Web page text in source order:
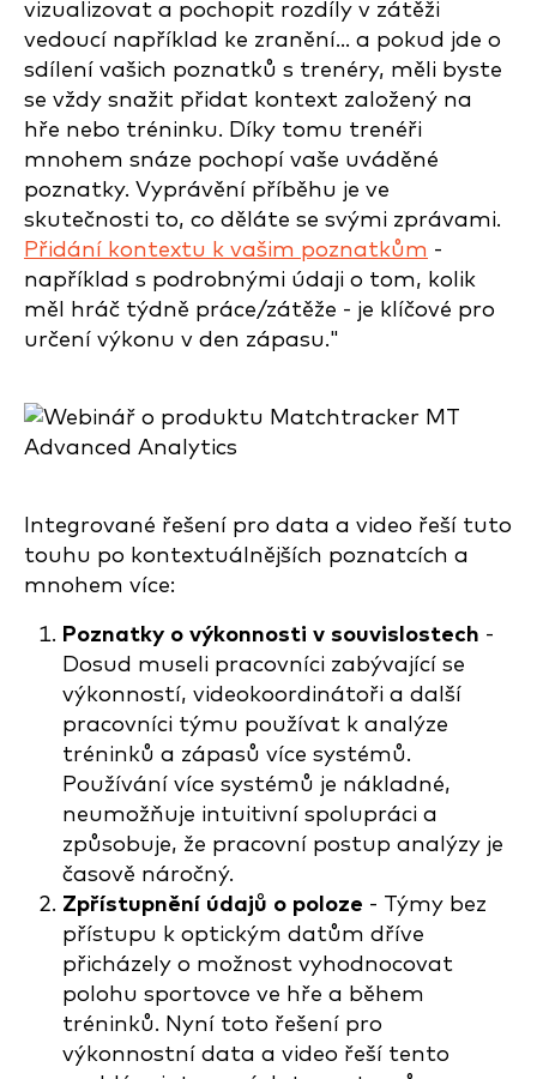
vizualizovat a pochopit rozdíly v zátěži
vedoucí například ke zranění... a pokud jde o
sdílení vašich poznatků s trenéry, měli byste
se vždy snažit přidat kontext založený na
hře nebo tréninku. Díky tomu trenéři
mnohem snáze pochopí vaše uváděné
poznatky. Vyprávění příběhu je ve
skutečnosti to, co děláte se svými zprávami.
Přidání kontextu k vašim poznatkům -
například s podrobnými údaji o tom, kolik
měl hráč týdně práce/zátěže - je klíčové pro
určení výkonu v den zápasu."
Integrované řešení pro data a video řeší tuto
touhu po kontextuálnějších poznatcích a
mnohem více:
Poznatky o výkonnosti v souvislostech -
Dosud museli pracovníci zabývající se
výkonností, videokoordinátoři a další
pracovníci týmu používat k analýze
tréninků a zápasů více systémů.
Používání více systémů je nákladné,
neumožňuje intuitivní spolupráci a
způsobuje, že pracovní postup analýzy je
časově náročný.
Zpřístupnění údajů o poloze - Týmy bez
přístupu k optickým datům dříve
přicházely o možnost vyhodnocovat
polohu sportovce ve hře a během
tréninků. Nyní toto řešení pro
výkonnostní data a video řeší tento